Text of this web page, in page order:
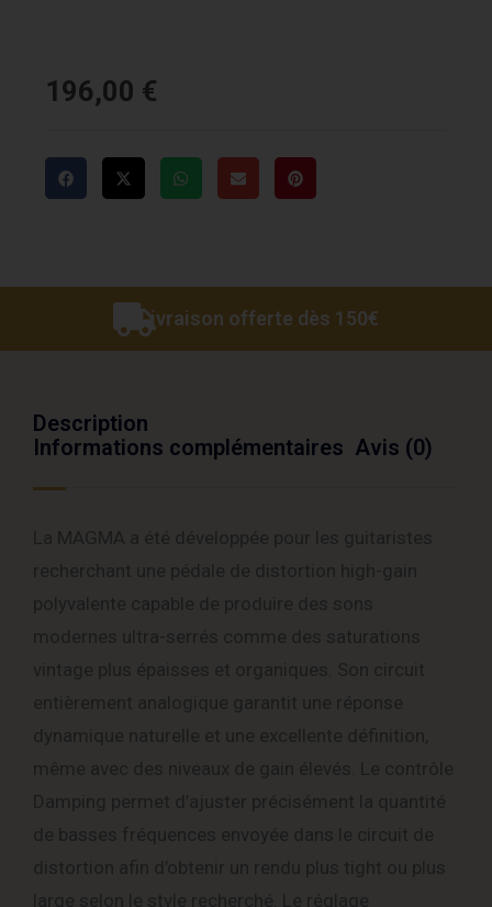
196,00 €
Livraison offerte dès 150€
Description
Informations complémentaires Avis (0)